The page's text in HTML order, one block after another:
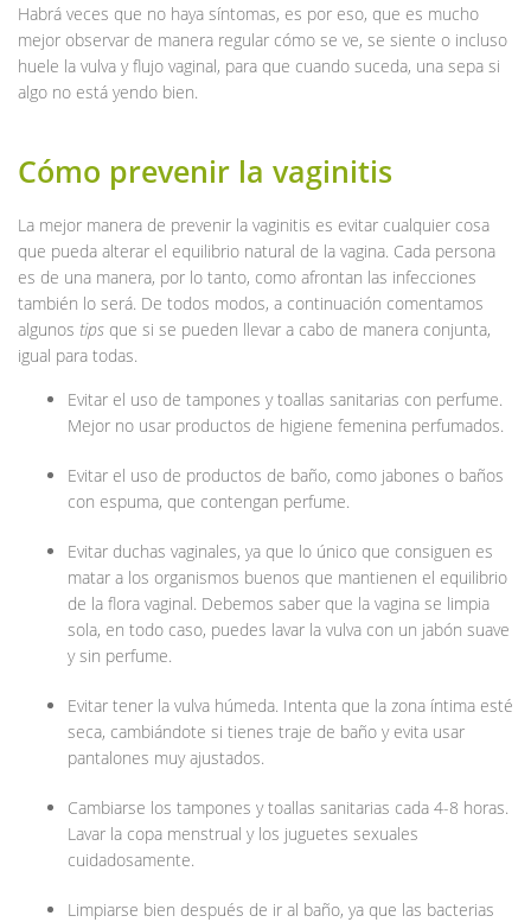
Habrá veces que no haya síntomas, es por eso, que es mucho
mejor observar de manera regular cómo se ve, se siente o incluso
huele la vulva y flujo vaginal, para que cuando suceda, una sepa si
algo no está yendo bien.
Cómo prevenir la vaginitis
La mejor manera de prevenir la vaginitis es evitar cualquier cosa
que pueda alterar el equilibrio natural de la vagina. Cada persona
es de una manera, por lo tanto, como afrontan las infecciones
también lo será. De todos modos, a continuación comentamos
algunos tips que si se pueden llevar a cabo de manera conjunta,
igual para todas.
Evitar el uso de tampones y toallas sanitarias con perfume.
Mejor no usar productos de higiene femenina perfumados.
Evitar el uso de productos de baño, como jabones o baños
con espuma, que contengan perfume.
Evitar duchas vaginales, ya que lo único que consiguen es
matar a los organismos buenos que mantienen el equilibrio
de la flora vaginal. Debemos saber que la vagina se limpia
sola, en todo caso, puedes lavar la vulva con un jabón suave
y sin perfume.
Evitar tener la vulva húmeda. Intenta que la zona íntima esté
seca, cambiándote si tienes traje de baño y evita usar
pantalones muy ajustados.
Cambiarse los tampones y toallas sanitarias cada 4-8 horas.
Lavar la copa menstrual y los juguetes sexuales
cuidadosamente.
Limpiarse bien después de ir al baño, ya que las bacterias